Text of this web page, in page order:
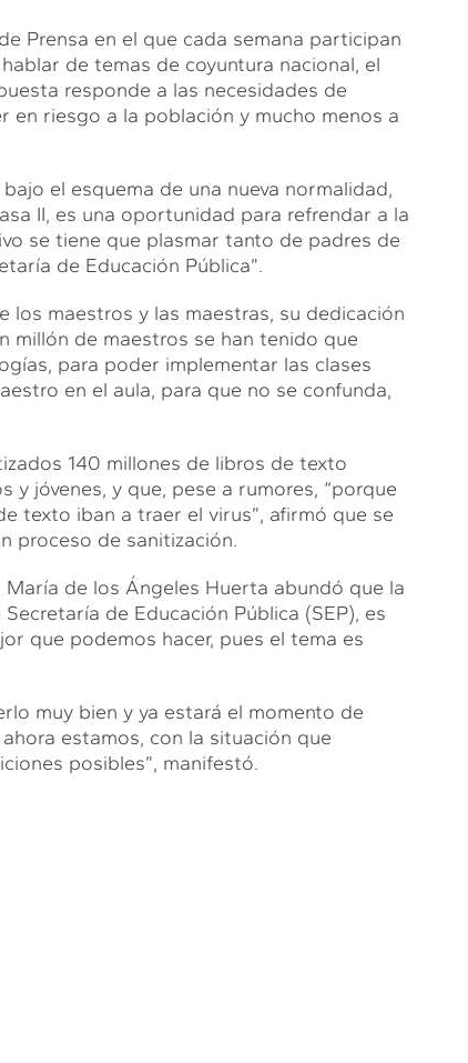
Prensa en el que cada semana participan
de temas de coyuntura nacional, el
responde a las necesidades de
en riesgo a la población y mucho menos a
el esquema de una nueva normalidad,
II, es una oportunidad para refrendar a la
se tiene que plasmar tanto de padres de
de Educación Pública”.
los maestros y las maestras, su dedicación
millón de maestros se han tenido que
para poder implementar las clases
en el aula, para que no se confunda,
140 millones de libros de texto
jóvenes, y que, pese a rumores, “porque
texto iban a traer el virus”, afirmó que se
proceso de sanitización.
de los Ángeles Huerta abundó que la
de Educación Pública (SEP), es
que podemos hacer, pues el tema es
muy bien y ya estará el momento de
estamos, con la situación que
posibles”, manifestó.